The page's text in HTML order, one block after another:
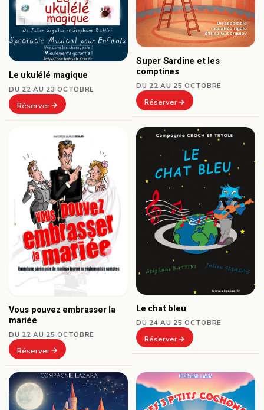
Le ukulélé magique
DU 22 AU 23 OCTOBRE
Réserver
Super Sardine et les
comptines
DU 22 AU 25 OCTOBRE
Réserver
Vous pouvez embrasser la
mariée
DU 22 AU 25 OCTOBRE
Réserver
Le chat bleu
DU 24 AU 25 OCTOBRE
Réserver